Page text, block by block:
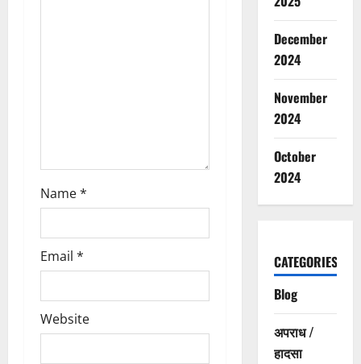
Name*
Email *
Website
December
2024
November
2024
October
2024
CATEGORIES
Blog
अपराध /
हादसा